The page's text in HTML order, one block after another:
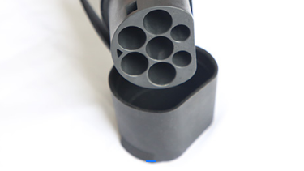
समाचार और सहयोग मामले
विनिर्माण आधार और प्रक्रिया